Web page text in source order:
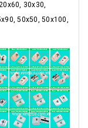
30x30,
50x50, 50x100,